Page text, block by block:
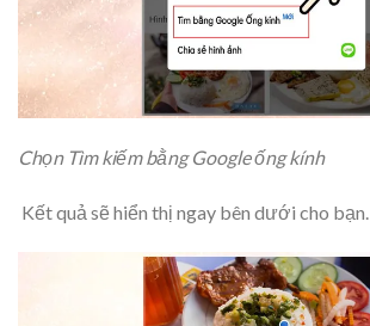
Chọn Tìm kiếm bằng Google ống kính
Kết quả sẽ hiển thị ngay bên dưới cho bạn.